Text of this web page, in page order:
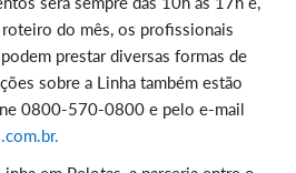
do mês, os profissionais
prestar diversas formas de
sobre a Linha também estão
0800-570-0800 e pelo e-mail